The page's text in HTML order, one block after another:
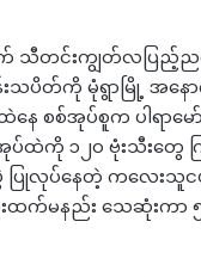
တင်းကျွတ်လပြည့်ညက
ပိတ်ကို မုံရွာမြို့ အနေ
ထဲနေ စစ်အုပ်စူက ပါရာ
ပ်ထဲကို ၁၂၀ ဗုံးသီးတွေ
ပြုလုပ်နေတဲ့ ကလေးသူ
ထက်မနည်း သေဆုံးကာ